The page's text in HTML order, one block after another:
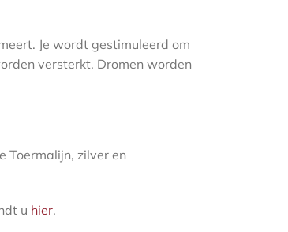
Je wordt gestimuleerd om
versterkt. Dromen worden
Toermalijn, zilver en
u hier.